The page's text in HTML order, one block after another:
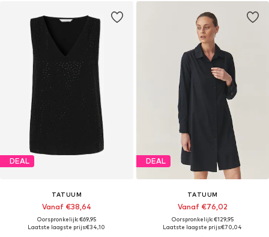
DEAL
TATUUM
Vanaf €38,64
Oorspronkelijk: €69,95
Laatste laagste prijs:€34,10
DEAL
TATUUM
Vanaf €76,02
Oorspronkelijk: €129,95
Laatste laagste prijs:€70,04